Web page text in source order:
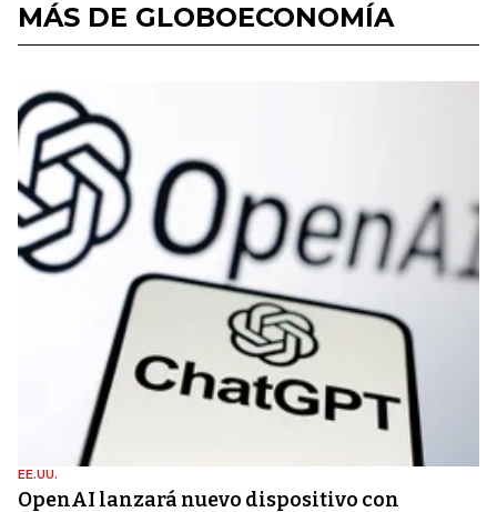
MÁS DE GLOBOECONOMÍA
EE.UU.
OpenAI lanzará nuevo dispositivo con